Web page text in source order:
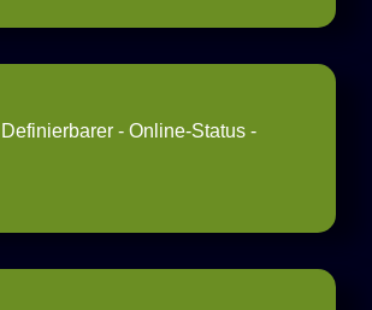
Definierbarer - Online-Status -